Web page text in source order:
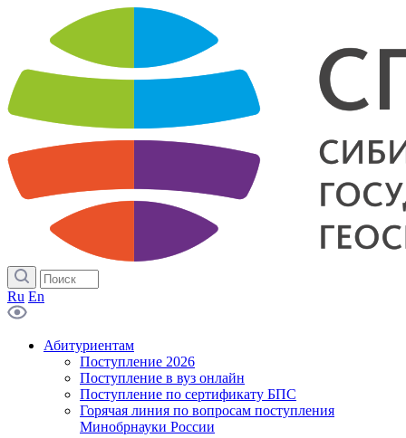
Ru En
Абитуриентам
Поступление 2026
Поступление в вуз онлайн
Поступление по сертификату БПС
Горячая линия по вопросам поступления
Минобрнауки России